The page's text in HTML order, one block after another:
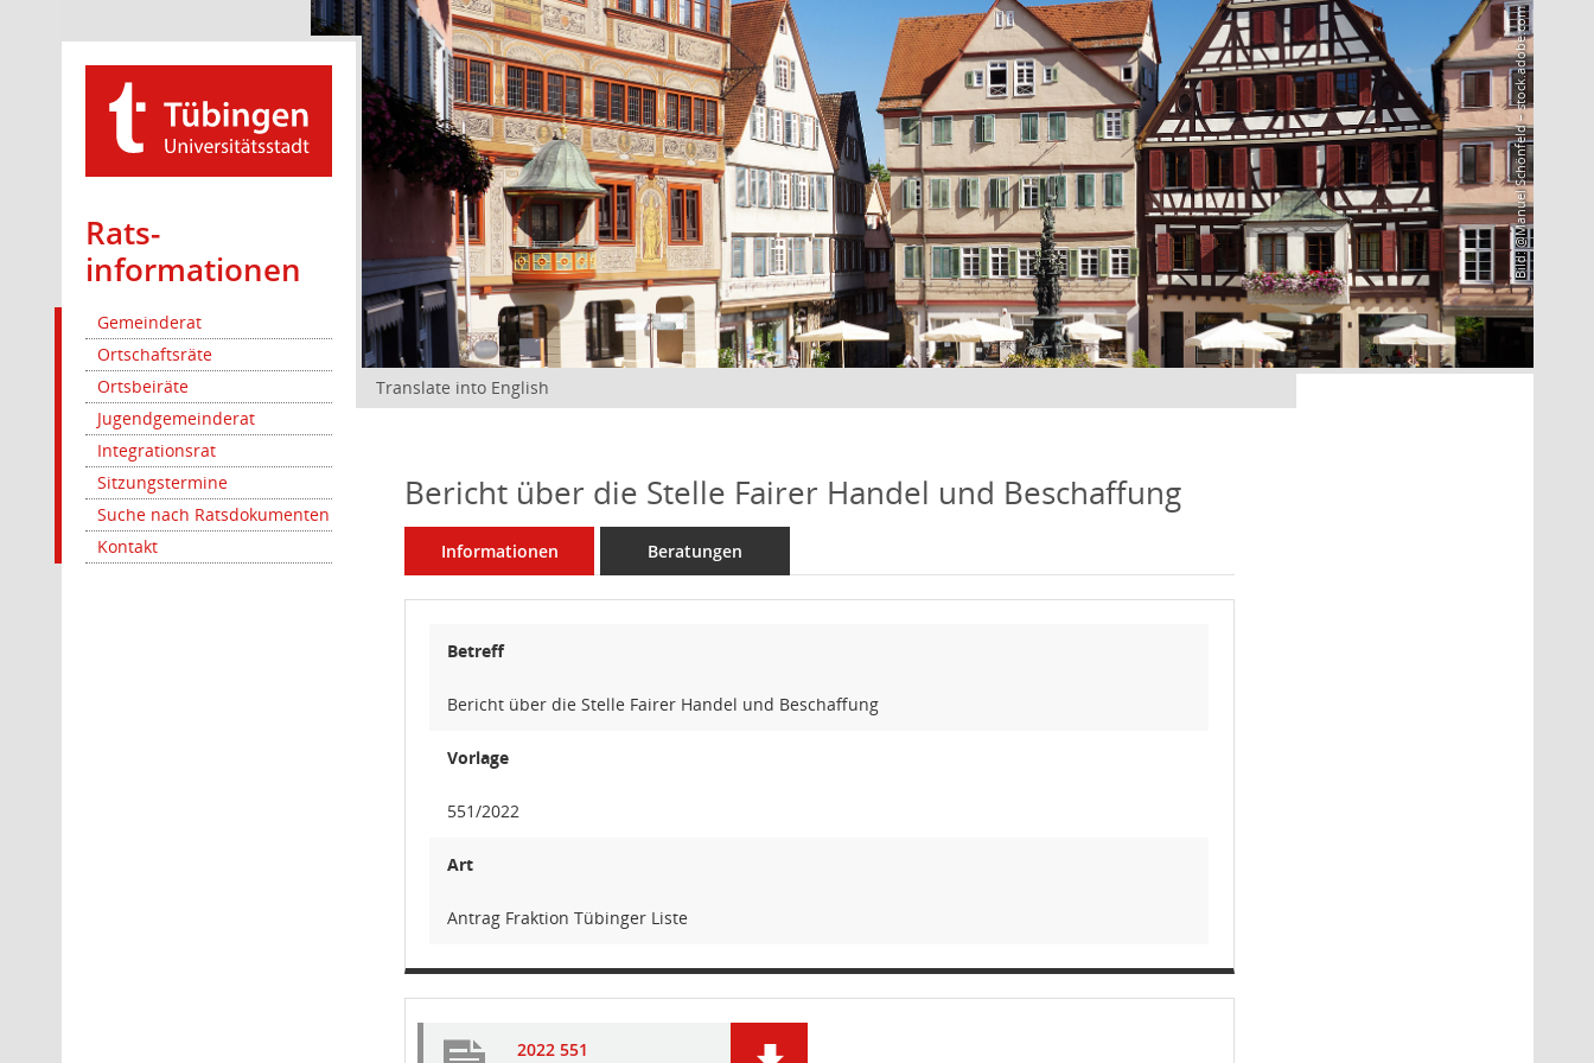
Rats­
informationen
Gemeinderat
Ortschaftsräte
Ortsbeiräte
Jugendgemeinderat
Integrationsrat
Sitzungstermine
Suche nach Ratsdokumenten
Kontakt
Bild: @Manuel Schönfeld – stock.adobe.com
Translate into English
Bericht über die Stelle Fairer Handel und Beschaffung
Informationen Beratungen
Betreff
Bericht über die Stelle Fairer Handel und Beschaffung
Vorlage
551/2022
Art
Antrag Fraktion Tübinger Liste
2022 551